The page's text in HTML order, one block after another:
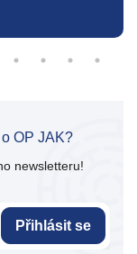
OP JAK?
newsletteru!
Přihlásit se